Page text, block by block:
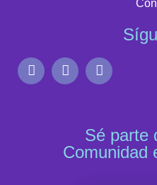
Sé parte
Comunidad